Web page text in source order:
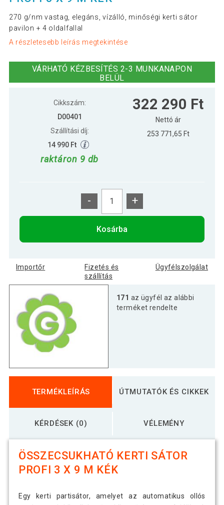
270 g/nm vastag, elegáns, vízálló, minőségi kerti sátor
pavilon + 4 oldalfallal
A részletesebb leírás megtekintése
VÁRHATÓ KÉZBESÍTÉS 2-3 MUNKANAPON
BELÜL
Cikkszám:
D00401
Szállítási díj:
14 990 Ft
raktáron 9 db
322 290 Ft
Nettó ár
253 771,65 Ft
- +
Kosárba
Importőr
Fizetés és
szállítás
Ügyfélszolgálat
171 az ügyfél az alábbi
terméket rendelte
TERMÉKLEÍRÁS ÚTMUTATÓK ÉS CIKKEK
KÉRDÉSEK (0) VÉLEMÉNY
ÖSSZECSUKHATÓ KERTI SÁTOR
PROFI 3 X 9 M KÉK
Egy kerti partisátor, amelyet az automatikus ollós